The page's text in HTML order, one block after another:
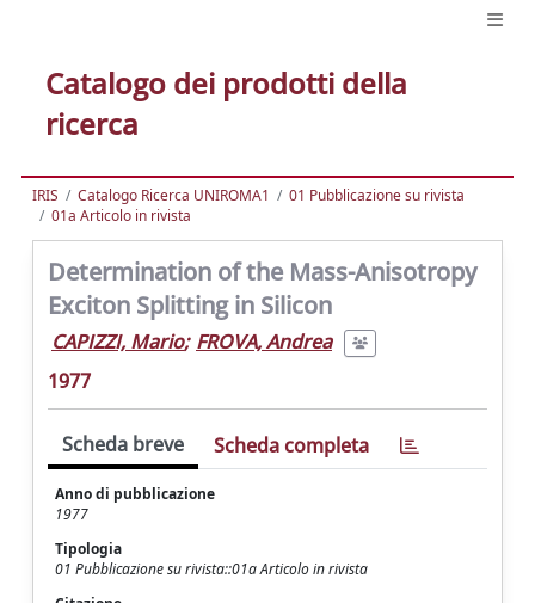
Catalogo dei prodotti della
ricerca
IRIS Catalogo Ricerca UNIROMA1
01 Pubblicazione su rivista
01a Articolo in rivista
Determination of the Mass-Anisotropy
Exciton Splitting in Silicon
CAPIZZI, Mario; FROVA, Andrea
1977
Scheda breve Scheda completa
Anno di pubblicazione
1977
Tipologia
01 Pubblicazione su rivista::01a Articolo in rivista